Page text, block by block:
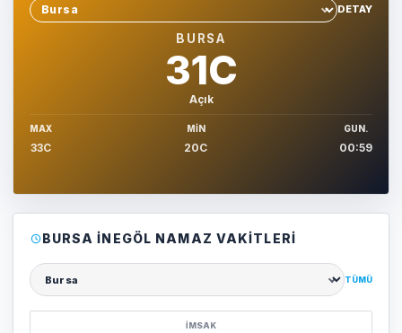
Sehir sec
DETAY
BURSA
31C
Açık
MAX
33C
MIN
20C
GUN.
00:59
BURSA İNEGÖL NAMAZ VAKITLERI
Şehir seçin
TÜMÜ
İMSAK